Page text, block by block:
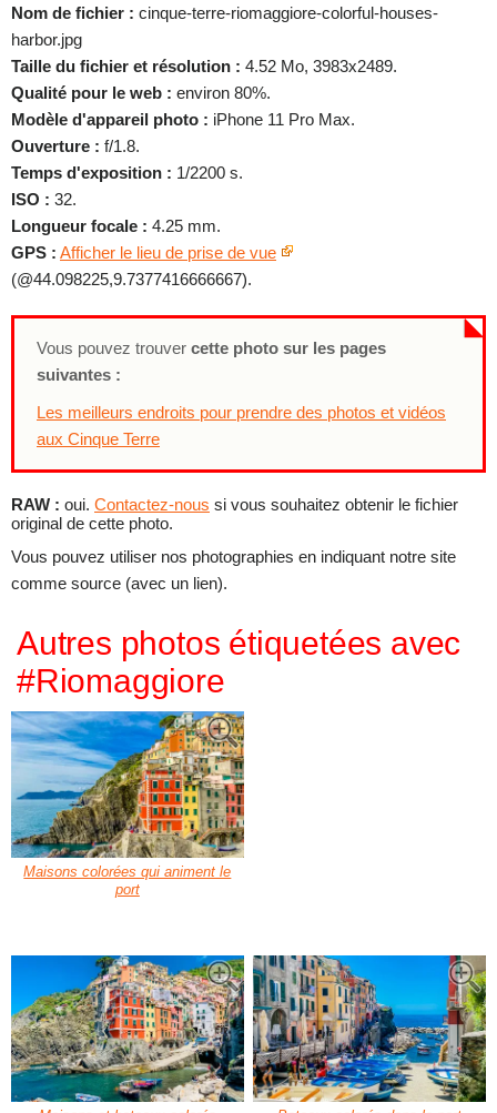
Nom de fichier : cinque-terre-riomaggiore-colorful-houses-
harbor.jpg
Taille du fichier et résolution : 4.52 Mo, 3983x2489.
Qualité pour le web : environ 80%.
Modèle d'appareil photo : iPhone 11 Pro Max.
Ouverture : f/1.8.
Temps d'exposition : 1/2200 s.
ISO : 32.
Longueur focale : 4.25 mm.
GPS : Afficher le lieu de prise de vue
(@44.098225,9.7377416666667).
Vous pouvez trouver cette photo sur les pages
suivantes :
Les meilleurs endroits pour prendre des photos et vidéos
aux Cinque Terre
RAW : oui. Contactez-nous si vous souhaitez obtenir le fichier
original de cette photo.
Vous pouvez utiliser nos photographies en indiquant notre site
comme source (avec un lien).
Autres photos étiquetées avec
#Riomaggiore
Maisons colorées qui animent le
port